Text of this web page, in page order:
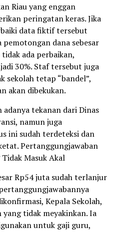
Riau yang enggan
peringatan keras. Jika
data fiktif tersebut
pemotongan dana sebesar
ada perbaikan,
30%. Staf tersebut juga
sekolah tetap “bandel”,
akan dibekukan.
tekanan dari Dinas
namun juga
ini sudah terdeteksi dan
Pertanggungjawaban
Masuk Akal
Rp54 juta sudah terlanjur
Kepala Sekolah,
tidak meyakinkan. Ia
untuk gaji guru,